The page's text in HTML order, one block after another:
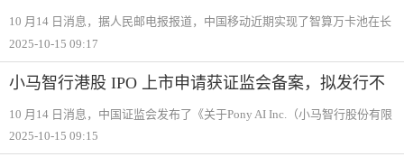
现智算万卡池在长周期训练场景持续稳定运行
10 月14 日消息，据人民邮电报报道，中国移动近期实现了智算万卡池在长
周期训练场景下持续稳定运行，训练稳定性达到行业领先水平，标志着我
群调度、高可
2025-10-15 09:17
小马智行港股 IPO 上市申请获证监会备案，拟发行不
超过 1.02 亿普通股
10 月14 日消息，中国证监会发布了《关于Pony AI Inc.（小马智行股份有限
公司）境外发行上市备案通知书》。公告显示，小马智行拟发行不超过
2025-10-15 09:15